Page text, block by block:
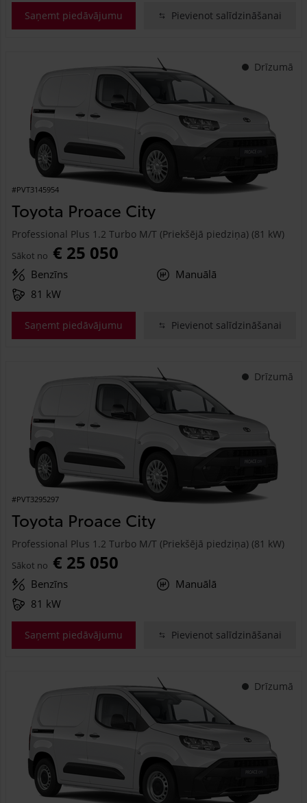
Saņemt piedāvājumu Pievienot salīdzināšanai
Drīzumā
#PVT3145954
Toyota Proace City
Professional Plus 1.2 Turbo M/T (Priekšējā piedziņa) (81 kW)
Sākot no € 25 050
Benzīns
Manuālā
81 kW
Saņemt piedāvājumu Pievienot salīdzināšanai
Drīzumā
#PVT3295297
Toyota Proace City
Professional Plus 1.2 Turbo M/T (Priekšējā piedziņa) (81 kW)
Sākot no € 25 050
Benzīns
Manuālā
81 kW
Saņemt piedāvājumu Pievienot salīdzināšanai
Drīzumā